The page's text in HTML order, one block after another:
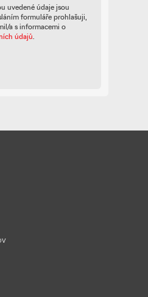
uvedené údaje jsou
formuláře prohlašuji,
a s informacemi o
údajů